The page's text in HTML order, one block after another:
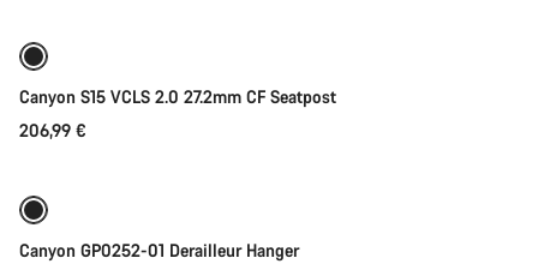
Canyon S15 VCLS 2.0 27.2mm CF Seatpost
206,99 €
Canyon GP0252-01 Derailleur Hanger